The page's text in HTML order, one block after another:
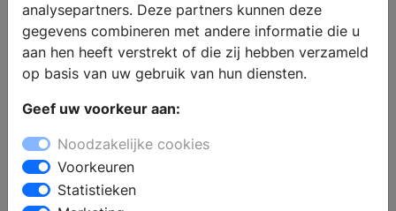
analysepartners. Deze partners kunnen deze
gegevens combineren met andere informatie die u
aan hen heeft verstrekt of die zij hebben verzameld
op basis van uw gebruik van hun diensten.
Geef uw voorkeur aan:
Noodzakelijke cookies
Voorkeuren
Statistieken